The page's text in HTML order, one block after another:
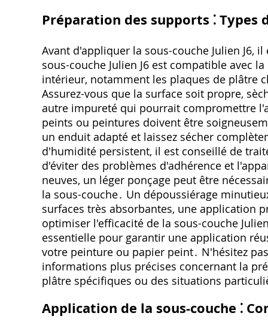
Préparation des supports ⁚
Avant d'appliquer la sous-couche Julien J6‚
sous-couche Julien J6 est compatible avec
intérieur‚ notamment les plaques de plâtre
Assurez-vous que la surface soit propre‚
autre impureté qui pourrait compromettre
peints ou peintures doivent être
un enduit adapté et laissez sécher
d'humidité persistent‚ il est conseillé de
d'éviter des problèmes d'adhérence et
neuves‚ un léger ponçage peut être
la sous-couche․ Un dépoussiérage
surfaces très absorbantes‚ une application
optimiser l'efficacité de la sous-couche
essentielle pour garantir une application
votre peinture ou papier peint․ N'hésitez
informations plus précises concernant la
plâtre spécifiques ou des situations
Application de la sous-couche ⁚